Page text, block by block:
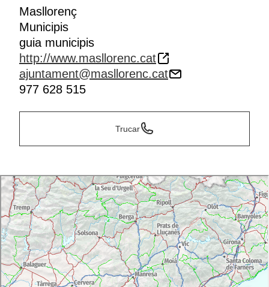
Masllorenç
Municipis
guia municipis
http://www.masllorenc.cat
ajuntament@masllorenc.cat
977 628 515
Trucar